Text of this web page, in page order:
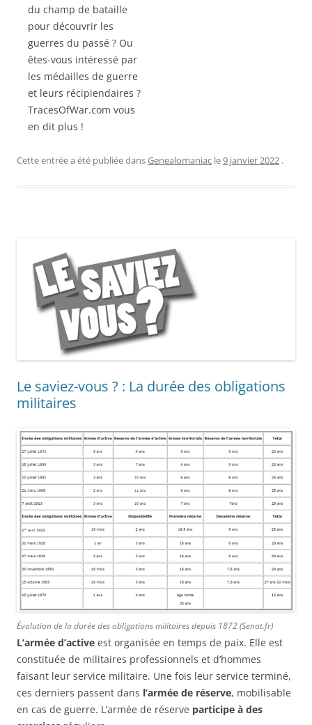
du champ de bataille
pour découvrir les
guerres du passé ? Ou
êtes-vous intéressé par
les médailles de guerre
et leurs récipiendaires ?
TracesOfWar.com vous
en dit plus !
Cette entrée a été publiée dansGenealomaniac le9 janvier 2022 .
Le saviez-vous ? : La durée des obligations
militaires
Évolution de la durée des obligations militaires depuis 1872 (Senat.fr)
L’armée d’active est organisée en temps de paix. Elle est
constituée de militaires professionnels et d’hommes
faisant leur service militaire. Une fois leur service terminé,
ces derniers passent dans l’armée de réserve, mobilisable
en cas de guerre. L’armée de réserve participe à des